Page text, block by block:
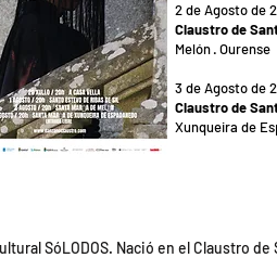
2 de Agosto de
Claustro de
Melón · Ourense
3 de Agosto de
Claustro de
Xunqueira de
SóLODOS. Nació en el Claustro